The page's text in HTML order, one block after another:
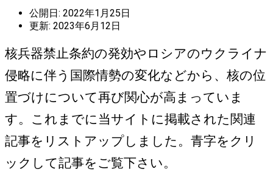
公開日: 2022年1月25日
更新: 2023年6月12日
核兵器禁止条約の発効やロシアのウクライナ
侵略に伴う国際情勢の変化などから、核の位
置づけについて再び関心が高まっていま
す。これまでに当サイトに掲載された関連
記事をリストアップしました。青字をクリ
ックして記事をご覧下さい。